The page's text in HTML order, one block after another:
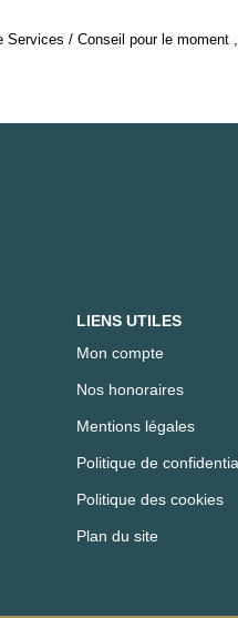
/ Conseil pour le
LIENS UTILES
Mon compte
Nos honoraires
Mentions légales
Politique de
Politique des cookies
Plan du site